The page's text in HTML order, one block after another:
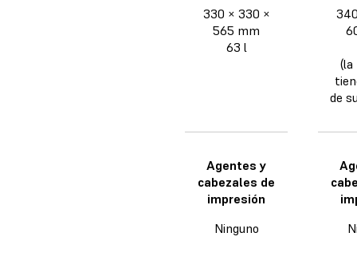
330 × 330 ×
565 mm
63 l
Agentes y
cabezales de
impresión
Ninguno
(la
de